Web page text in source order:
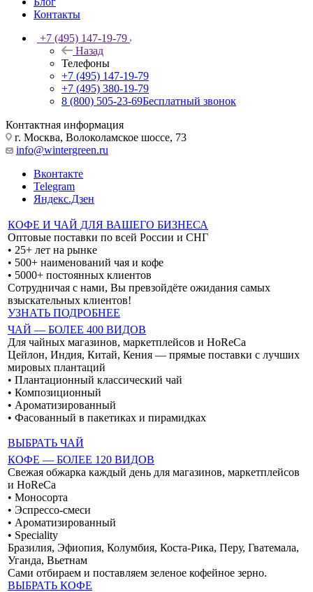
Контакты
+7 (495) 147-19-79
Назад
Телефоны
+7 (495) 147-19-79
+7 (495) 380-19-79
8 (800) 505-23-69Бесплатный звонок
Контактная информация
г. Москва, Волоколамское шоссе, 73
info@wintergreen.ru
Вконтакте
Telegram
Яндекс.Дзен
КОФЕ И ЧАЙ ДЛЯ ВАШЕГО БИЗНЕСА
Оптовые поставки по всей России и СНГ
• 25+ лет на рынке
• 500+ наименований чая и кофе
• 5000+ постоянных клиентов
Сотрудничая с нами, Вы превзойдёте ожидания самых
взыскательных клиентов!
УЗНАТЬ ПОДРОБНЕЕ
ЧАЙ — БОЛЕЕ 400 ВИДОВ
Для чайных магазинов, маркетплейсов и HoReCa
Цейлон, Индия, Китай, Кения — прямые поставки с лучших
мировых плантаций
• Плантационный классический чай
• Композиционный
• Ароматизированный
• Фасованный в пакетиках и пирамидках
ВЫБРАТЬ ЧАЙ
КОФЕ — БОЛЕЕ 120 ВИДОВ
Свежая обжарка каждый день для магазинов, маркетплейсов
и HoReCa
• Моносорта
• Эспрессо-смеси
• Ароматизированный
• Speciality
Бразилия, Эфиопия, Колумбия, Коста-Рика, Перу, Гватемала,
Уганда, Вьетнам
Сами отбираем и поставляем зеленое кофейное зерно.
ВЫБРАТЬ КОФЕ